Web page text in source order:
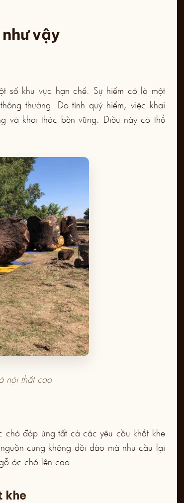
vậy
số khu vực hạn chế. Sự hiếm có là một
thường. Do tính quý hiếm, việc khai
và khai thác bền vững. Điều này có thể
nội thất cao
đáp ứng tất cả các yêu cầu khắt khe
cung không dồi dào mà nhu cầu lại
óc chó lên cao.
khe